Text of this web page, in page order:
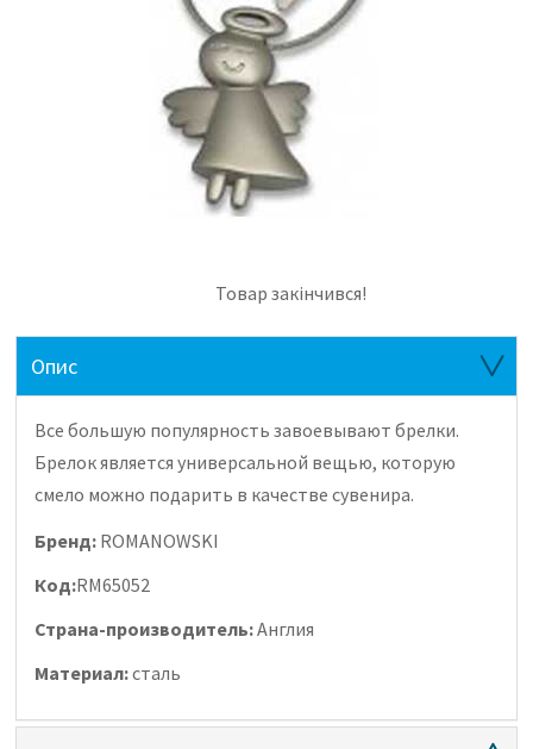
Товар закінчився!
Опис
Все большую популярность завоевывают брелки.
Брелок является универсальной вещью, которую
смело можно подарить в качестве сувенира.
Бренд: ROMANOWSKI
Код:RM65052
Страна-производитель:Англия
Материал:сталь